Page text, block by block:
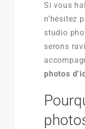
Si vous
n’hésitez
studio
serons
photos